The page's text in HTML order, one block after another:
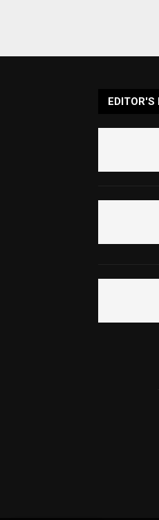
EDITOR'S